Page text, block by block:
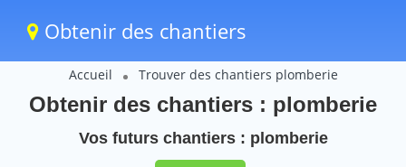
Obtenir des chantiers
Accueil Trouver des chantiers plomberie
Obtenir des chantiers : plomberie
Vos futurs chantiers : plomberie